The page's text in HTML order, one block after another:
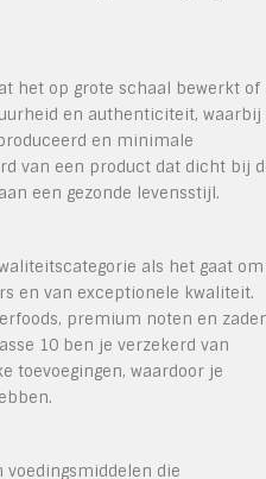
het op grote schaal bewerkt of
en authenticiteit, waarbij
en minimale
van een product dat dicht bij
een gezonde levensstijl.
als het gaat om
en van exceptionele kwaliteit.
premium noten en
10 ben je verzekerd van
toevoegingen, waardoor je
die